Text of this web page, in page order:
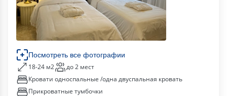
Посмотреть все фотографии
18-24 м2
до 2 мест
Кровати односпальные /одна двуспальная кровать
Прикроватные тумбочки